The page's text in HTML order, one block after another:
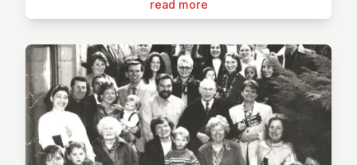
read more